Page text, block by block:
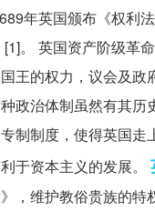
年英国颁布《权利
。 英国资产阶级革
王的权力，议会及政
政治体制虽然有其历
制制度，使得英国走
于资本主义的发展。
，维护教俗贵族的特